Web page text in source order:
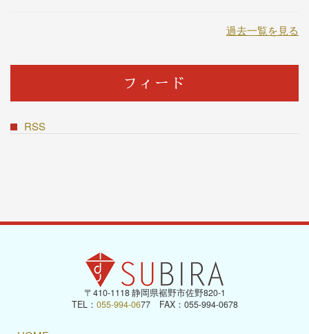
過去一覧を見る
フィード
RSS
〒410-1118 静岡県裾野市佐野820-1
TEL： 055-994-0677 FAX：055-994-0678